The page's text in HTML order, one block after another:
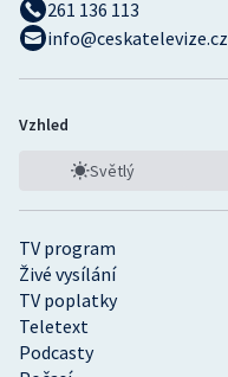
TV program
Živé vysílání
TV poplatky
Teletext
Podcasty
261 136 113
info@ceskatelevize.cz
Vzhled
Světlý